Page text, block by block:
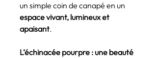
un simple coin de canapé en un
espace vivant, lumineux et
apaisant.
L’échinacée pourpre : une beauté